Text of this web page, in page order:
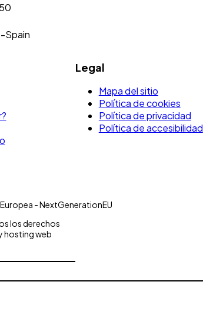
Spain
Legal
Mapa del sitio
Política de cookies
Política de privacidad
Política de accesibilidad
- NextGenerationEU
los derechos
hosting web